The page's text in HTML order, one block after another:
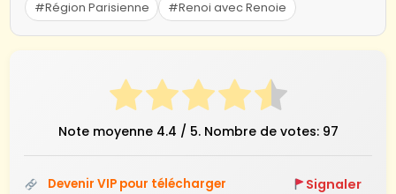
#Région Parisienne #Renoi avec Renoie
Note moyenne 4.4 / 5. Nombre de votes: 97
Devenir VIP pour télécharger Signaler